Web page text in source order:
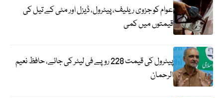
عوام کو جزوی ریلیف، پیٹرول، ڈیزل اور مٹی کے تیل کی
قیمتوں میں کمی
پیٹرول کی قیمت 228 روپے فی لیٹر کی جائے، حافظ نعیم
الرحمان